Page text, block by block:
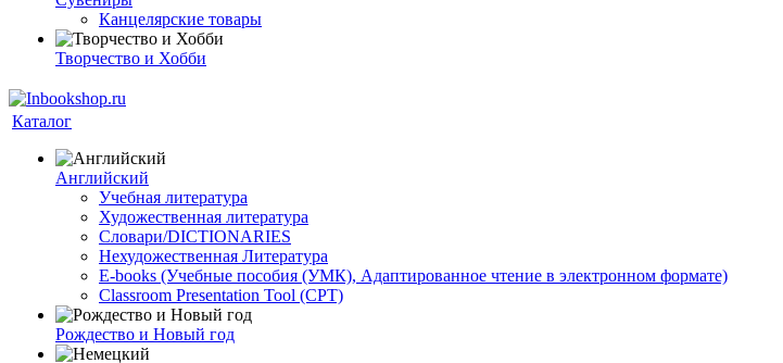
Канцелярские товары
Творчество и Хобби
Каталог
Английский
Учебная литература
Художественная литература
Словари/DICTIONARIES
Нехудожественная Литература
E-books (Учебные пособия (УМК), Адаптированное чтение в электронном формате)
Classroom Presentation Tool (CPT)
Рождество и Новый год